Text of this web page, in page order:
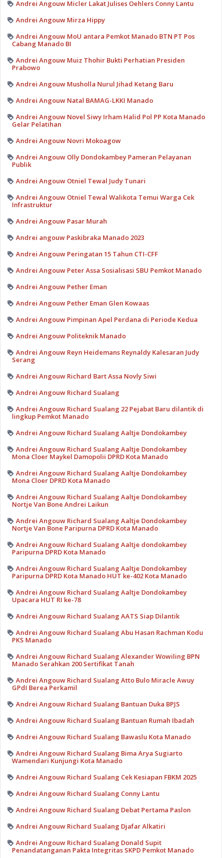
Andrei Angouw Micler Lakat Julises Oehlers Conny Lantu
Andrei Angouw Mirza Hippy
Andrei Angouw MoU antara Pemkot Manado BTN PT Pos
Cabang Manado BI
Andrei Angouw Muiz Thohir Bukti Perhatian Presiden
Prabowo
Andrei Angouw Musholla Nurul Jihad Ketang Baru
Andrei Angouw Natal BAMAG-LKKI Manado
Andrei Angouw Novel Siwy Irham Halid Pol PP Kota Manado
Gelar Pelatihan
Andrei Angouw Novri Mokoagow
Andrei Angouw Olly Dondokambey Pameran Pelayanan
Publik
Andrei Angouw Otniel Tewal Judy Tunari
Andrei Angouw Otniel Tewal Walikota Temui Warga Cek
Infrastruktur
Andrei Angouw Pasar Murah
Andrei angouw Paskibraka Manado 2023
Andrei Angouw Peringatan 15 Tahun CTI-CFF
Andrei Angouw Peter Assa Sosialisasi SBU Pemkot Manado
Andrei Angouw Pether Eman
Andrei Angouw Pether Eman Glen Kowaas
Andrei Angouw Pimpinan Apel Perdana di Periode Kedua
Andrei Angouw Politeknik Manado
Andrei Angouw Reyn Heidemans Reynaldy Kalesaran Judy
Serang
Andrei Angouw Richard Bart Assa Novly Siwi
Andrei Angouw Richard Sualang
Andrei Angouw Richard Sualang 22 Pejabat Baru dilantik di
lingkup Pemkot Manado
Andrei Angouw Richard Sualang Aaltje Dondokambey
Andrei Angouw Richard Sualang Aaltje Dondokambey
Mona Cloer Maykel Damopolii DPRD Kota Manado
Andrei Angouw Richard Sualang Aaltje Dondokambey
Mona Cloer DPRD Kota Manado
Andrei Angouw Richard Sualang Aaltje Dondokambey
Nortje Van Bone Andrei Laikun
Andrei Angouw Richard Sualang Aaltje Dondokambey
Nortje Van Bone Paripurna DPRD Kota Manado
Andrei Angouw Richard Sualang Aaltje dondokambey
Paripurna DPRD Kota Manado
Andrei Angouw Richard Sualang Aaltje Dondokambey
Paripurna DPRD Kota Manado HUT ke-402 Kota Manado
Andrei Angouw Richard Sualang Aaltje Dondokambey
Upacara HUT RI ke-78
Andrei Angouw Richard Sualang AATS Siap Dilantik
Andrei Angouw Richard Sualang Abu Hasan Rachman Kodu
PKS Manado
Andrei Angouw Richard Sualang Alexander Wowiling BPN
Manado Serahkan 200 Sertifikat Tanah
Andrei Angouw Richard Sualang Atto Bulo Miracle Awuy
GPdI Berea Perkamil
Andrei Angouw Richard Sualang Bantuan Duka BPJS
Andrei Angouw Richard Sualang Bantuan Rumah Ibadah
Andrei Angouw Richard Sualang Bawaslu Kota Manado
Andrei Angouw Richard Sualang Bima Arya Sugiarto
Wamendari Kunjungi Kota Manado
Andrei Angouw Richard Sualang Cek Kesiapan FBKM 2025
Andrei Angouw Richard Sualang Conny Lantu
Andrei Angouw Richard Sualang Debat Pertama Paslon
Andrei Angouw Richard Sualang Djafar Alkatiri
Andrei Angouw Richard Sualang Donald Supit
Penandatanganan Pakta Integritas SKPD Pemkot Manado